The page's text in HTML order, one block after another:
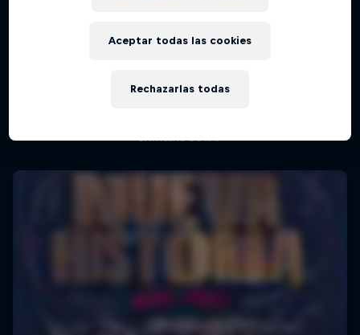
Lima, Peru
Rechazarlas todas
Aceptar todas las cookies